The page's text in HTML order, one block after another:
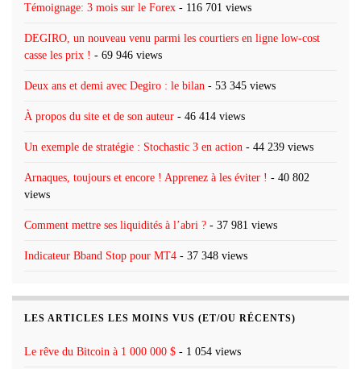
Témoignage: 3 mois sur le Forex - 116 701 views
DEGIRO, un nouveau venu parmi les courtiers en ligne low-cost
casse les prix ! - 69 946 views
Deux ans et demi avec Degiro : le bilan - 53 345 views
À propos du site et de son auteur - 46 414 views
Un exemple de stratégie : Stochastic 3 en action - 44 239 views
Arnaques, toujours et encore ! Apprenez à les éviter ! - 40 802
views
Comment mettre ses liquidités à l’abri ? - 37 981 views
Indicateur Bband Stop pour MT4 - 37 348 views
LES ARTICLES LES MOINS VUS (ET/OU RÉCENTS)
Le rêve du Bitcoin à 1 000 000 $ - 1 054 views